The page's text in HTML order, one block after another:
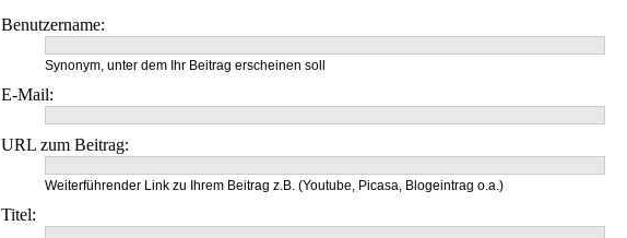
Benutzername:
Synonym, unter dem Ihr Beitrag erscheinen soll
E-Mail:
URL zum Beitrag:
Weiterführender Link zu Ihrem Beitrag z.B. (Youtube, Picasa, Blogeintrag o.a.)
Titel: